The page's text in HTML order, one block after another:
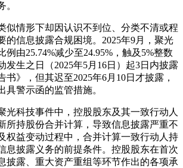
。
似情形下却因认识不到位、分类不清或程
的信息披露合规困境。2025年9月，聚光
例由25.74%减少至24.95%，触及5%整数
发生之日（2025年5月16日）起3日内披露
书》，但其迟至2025年6月10日才披露，
具警示函的监管措施。
光科技事件中，控股股东及其一致行动人
所持股份合并计算，导致信息披露严重不
权益变动过程中，合并计算一致行动人持
息披露义务的前提条件。控股股东在首次
披露、重大资产重组等环节作出的各项承